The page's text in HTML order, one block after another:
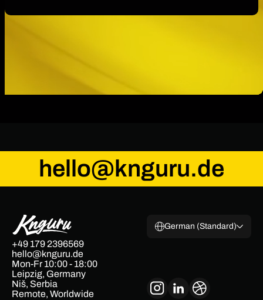
hello@knguru.de
+49 179 2396569
hello@knguru.de
Mon-Fr 10:00 - 18:00
Leipzig, Germany
Niš, Serbia
Remote, Worldwide
German (Standard)